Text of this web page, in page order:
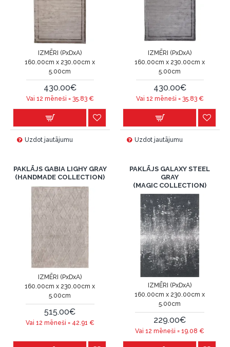
IZMĒRI (PxDxA)
160.00cm x 230.00cm x
5.00cm
430.00€
Vai 12 mēneši = 35.83€
Uzdot jautājumu
IZMĒRI (PxDxA)
160.00cm x 230.00cm x
5.00cm
430.00€
Vai 12 mēneši = 35.83€
Uzdot jautājumu
PAKLĀJS GABIA LIGHY GRAY
(HANDMADE COLLECTION)
IZMĒRI (PxDxA)
160.00cm x 230.00cm x
5.00cm
515.00€
Vai 12 mēneši = 42.91 €
PAKLĀJS GALAXY STEEL
GRAY
(MAGIC COLLECTION)
IZMĒRI (PxDxA)
160.00cm x 230.00cm x
5.00cm
229.00€
Vai 12 mēneši =19.08 €